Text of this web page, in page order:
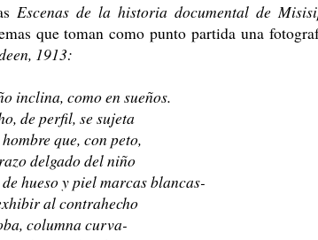
Escenas de la historia documental de
que toman como punto partida una
1913:
inclina, como en sueños.
de perfil, se sujeta
que, con peto,
delgado del niño
hueso y piel marcas blancas-
al contrahecho
columna curva-